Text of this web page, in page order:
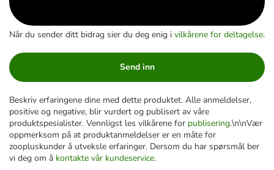
Når du sender ditt bidrag sier du deg enig i vilkårene for deltagelse.
Send inn
Beskriv erfaringene dine med dette produktet. Alle anmeldelser,
positive og negative, blir vurdert og publisert av våre
produktspesialister. Vennligst les vilkårene for publisering.\n\nVær
oppmerksom på at produktanmeldelser er en måte for
zoopluskunder å utveksle erfaringer. Dersom du har spørsmål ber
vi deg om å kontakte vår kundeservice.